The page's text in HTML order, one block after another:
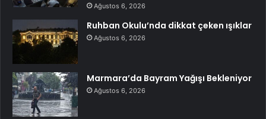
Ağustos 6, 2026
Ruhban Okulu’nda dikkat çeken ışıklar
Ağustos 6, 2026
Marmara’da Bayram Yağışı Bekleniyor
Ağustos 6, 2026